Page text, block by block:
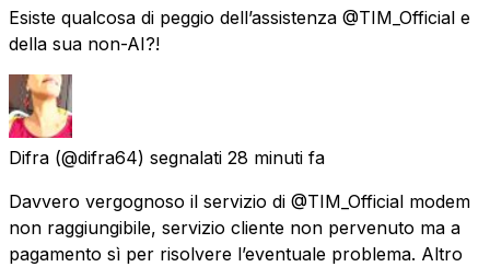
Esiste qualcosa di peggio dell’assistenza @TIM_Official e
della sua non-AI?!
Difra (@difra64) segnalati 28 minuti fa
Davvero vergognoso il servizio di @TIM_Official modem
non raggiungibile, servizio cliente non pervenuto ma a
pagamento sì per risolvere l’eventuale problema. Altro